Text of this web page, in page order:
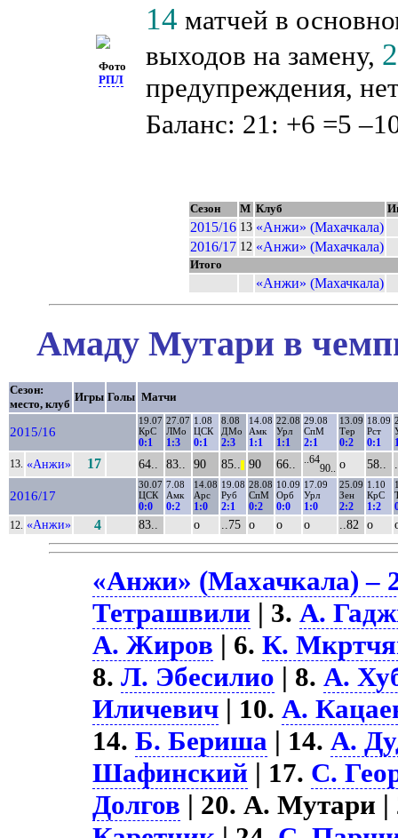
Фото
РПЛ
14 матчей в
выходов на замену,
предупреждения,
Баланс: 21: +6 =5
Сезон М Клуб
2015/16 13 «Анжи» (Махачкала)
2016/17 12 «Анжи» (Махачкала)
Итого
«Анжи» (Махачкала)
Амаду Мутари в
Сезон:
место, клуб
Игры Голы Матчи
2015/16
19.07
КрС
0:1
27.07
ЛМо
1:3
1.08
ЦСК
0:1
8.08
ДМо
2:3
14.08
Амк
1:1
22.08
Урл
1:1
29.08
СпМ
2:1
13.09
Тер
0:2
18.09
Рст
0:1
13. «Анжи» 17 64.. 83.. 90 85.. 90 66.. ..64
90.. о 58..
2016/17
30.07
ЦСК
0:0
7.08
Амк
0:2
14.08
Арс
1:0
19.08
Руб
2:1
28.08
СпМ
0:2
10.09
Орб
0:0
17.09
Урл
1:0
25.09
Зен
2:2
1.10
КрС
1:2
12. «Анжи» 4 83.. о ..75 о о о ..82 о
«Анжи» (Махачкала) –
Тетрашвили | 3.А.
А. Жиров | 6.К.
8.Л. Эбесилио | 8.А.
Иличевич | 10.А.
14.Б. Бериша | 14.А.
Шафинский | 17. С.
Долгов | 20. А. Мутари